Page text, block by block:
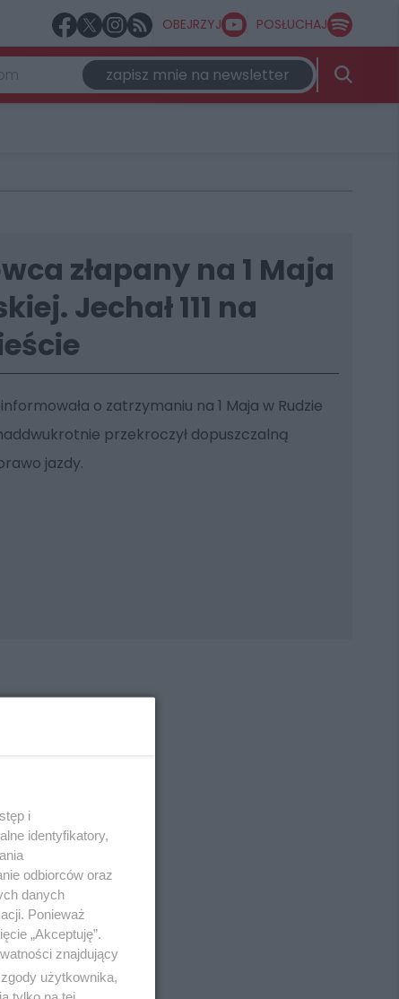
OBEJRZYJ POSŁUCHAJ
zapisz mnie na newsletter
złapany na 1 Maja
Jechał 111 na
o zatrzymaniu na 1 Maja w Rudzie
przekroczył dopuszczalną
jazdy.
i
identyfikatory,
odbiorców oraz
danych
Ponieważ
„Akceptuję”.
znajdujący
użytkownika,